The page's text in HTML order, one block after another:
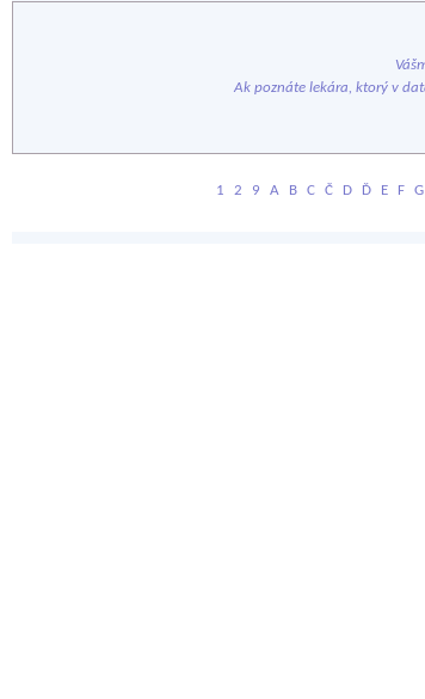
Ak poznáte lekára, ktorý v
1 2 9 A B C Č D Ď E F G